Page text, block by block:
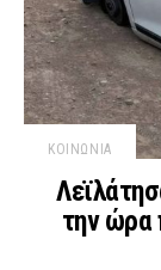
ΚΟΙΝΩΝΙΑ
την ώρα